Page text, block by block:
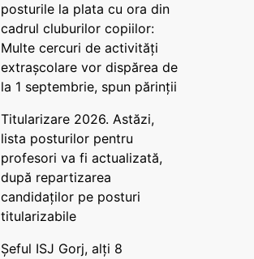
posturile la plata cu ora din
cadrul cluburilor copiilor:
Multe cercuri de activități
extrașcolare vor dispărea de
la 1 septembrie, spun părinții
Titularizare 2026. Astăzi,
lista posturilor pentru
profesori va fi actualizată,
după repartizarea
candidaților pe posturi
titularizabile
Șeful ISJ Gorj, alți 8